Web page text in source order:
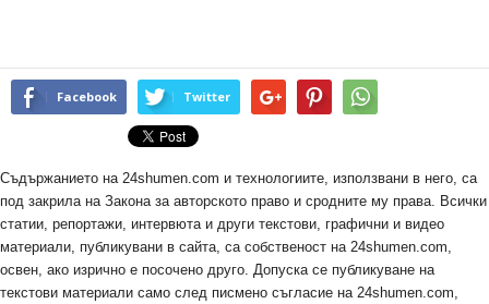
Facebook Twitter
Съдържанието на 24shumen.com и технологиите, използвани в него, са
под закрила на Закона за авторското право и сродните му права. Всички
статии, репортажи, интервюта и други текстови, графични и видео
материали, публикувани в сайта, са собственост на 24shumen.com,
освен, ако изрично е посочено друго. Допуска се публикуване на
текстови материали само след писмено съгласие на 24shumen.com,